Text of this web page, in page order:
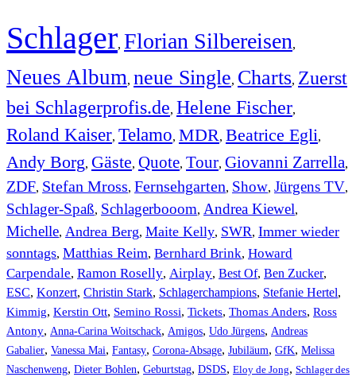
Schlager, Florian Silbereisen,
Neues Album, neue Single, Charts, Zuerst
bei Schlagerprofis.de, Helene Fischer,
Roland Kaiser, Telamo, MDR, Beatrice Egli,
Andy Borg, Gäste, Quote, Tour, Giovanni Zarrella,
ZDF, Stefan Mross, Fernsehgarten, Show, Jürgens TV,
Schlager-Spaß, Schlagerbooom, Andrea Kiewel,
Michelle, Andrea Berg, Maite Kelly, SWR, Immer wieder
sonntags, Matthias Reim, Bernhard Brink, Howard
Carpendale, Ramon Roselly, Airplay, Best Of, Ben Zucker,
ESC, Konzert, Christin Stark, Schlagerchampions, Stefanie Hertel,
Kimmig, Kerstin Ott, Semino Rossi, Tickets, Thomas Anders, Ross
Antony, Anna-Carina Woitschack, Amigos, Udo Jürgens, Andreas
Gabalier, Vanessa Mai, Fantasy, Corona-Absage, Jubiläum, GfK, Melissa
Naschenweng, Dieter Bohlen, Geburtstag, DSDS, Eloy de Jong, Schlager des